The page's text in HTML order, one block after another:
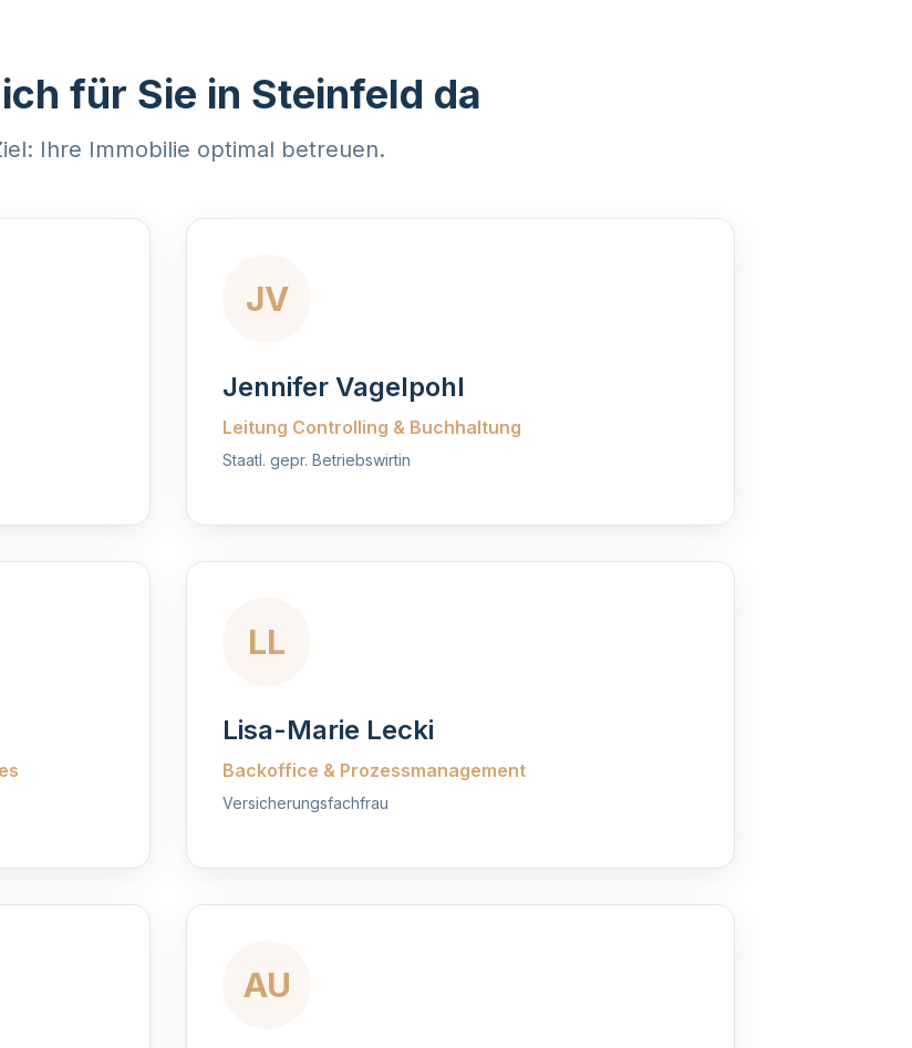
für Sie in Steinfeld da
Ihre Immobilie optimal betreuen.
JV
Jennifer Vagelpohl
Leitung Controlling & Buchhaltung
Staatl. gepr. Betriebswirtin
LL
Lisa-Marie Lecki
Backoffice & Prozessmanagement
Versicherungsfachfrau
AU